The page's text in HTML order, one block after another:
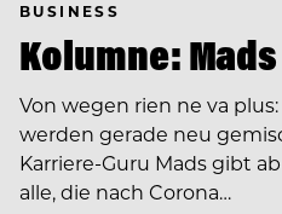
BUSINESS
Kolumne:
Von wegen rien ne va
werden gerade neu
Karriere-Guru Mads gibt
alle, die nach Corona…